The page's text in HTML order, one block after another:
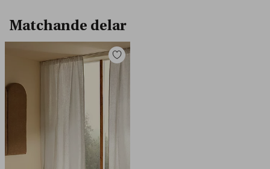
Matchande delar
Lägg
till
i